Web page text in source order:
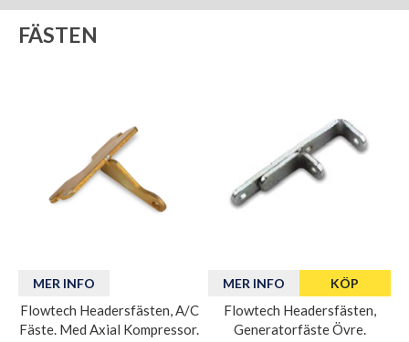
FÄSTEN
MER INFO
Flowtech Headersfästen, A/C
Fäste. Med Axial Kompressor.
MER INFO KÖP
Flowtech Headersfästen,
Generatorfäste Övre.